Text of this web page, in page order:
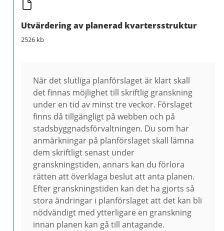
Utvärdering av planerad kvartersstruktur
2526 kb
När det slutliga planförslaget är klart skall
det finnas möjlighet till skriftlig granskning
under en tid av minst tre veckor. Förslaget
finns då tillgängligt på webben och på
stadsbyggnadsförvaltningen. Du som har
anmärkningar på planförslaget skall lämna
dem skriftligt senast under
granskningstiden, annars kan du förlora
rätten att överklaga beslut att anta planen.
Efter granskningstiden kan det ha gjorts så
stora ändringar i planförslaget att det kan bli
nödvändigt med ytterligare en granskning
innan planen kan gå till antagande.